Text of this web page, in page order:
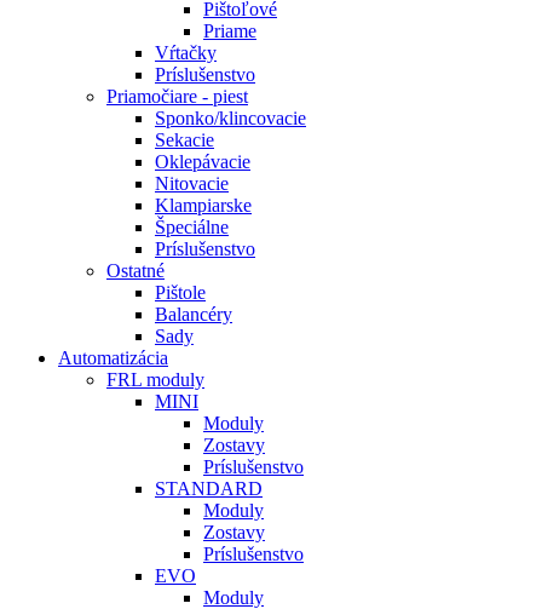
Pištoľové
Priame
Vŕtačky
Príslušenstvo
Priamočiare - piest
Sponko/klincovacie
Sekacie
Oklepávacie
Nitovacie
Klampiarske
Špeciálne
Príslušenstvo
Ostatné
Pištole
Balancéry
Sady
Automatizácia
FRL moduly
MINI
Moduly
Zostavy
Príslušenstvo
STANDARD
Moduly
Zostavy
Príslušenstvo
EVO
Moduly